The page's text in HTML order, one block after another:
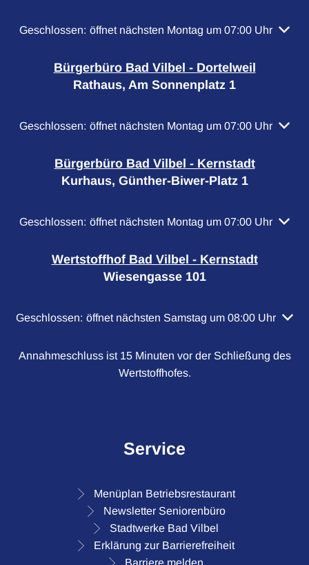
Klicken, um weitere Öffnungs- oder Schließzeiten
Geschlossen: öffnet nächsten Montag um 07:00 Uhr
Bürgerbüro Bad Vilbel - Dortelweil
Rathaus, Am Sonnenplatz 1
Klicken, um weitere Öffnungs- oder Schließzeiten
Geschlossen: öffnet nächsten Montag um 07:00 Uhr
Bürgerbüro Bad Vilbel - Kernstadt
Kurhaus, Günther-Biwer-Platz 1
Klicken, um weitere Öffnungs- oder Schließzeiten
Geschlossen: öffnet nächsten Montag um 07:00 Uhr
Wertstoffhof Bad Vilbel - Kernstadt
Wiesengasse 101
Klicken, um weitere Öffnungs- oder Schließzeiten
Geschlossen: öffnet nächsten Samstag um 08:00 Uhr
Annahmeschluss ist 15 Minuten vor der Schließung des
Wertstoffhofes.
Service
Menüplan Betriebsrestaurant
Newsletter Seniorenbüro
Stadtwerke Bad Vilbel
Erklärung zur Barrierefreiheit
Barriere melden